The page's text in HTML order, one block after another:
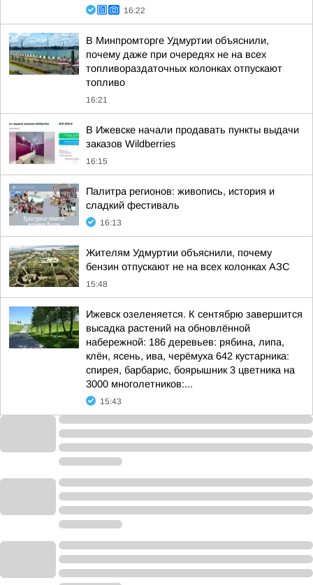
16:22
В Минпромторге Удмуртии объяснили,
почему даже при очередях не на всех
топливораздаточных колонках отпускают
топливо
16:21
В Ижевске начали продавать пункты выдачи
заказов Wildberries
16:15
Палитра регионов: живопись, история и
сладкий фестиваль
16:13
Жителям Удмуртии объяснили, почему
бензин отпускают не на всех колонках АЗС
15:48
Ижевск озеленяется. К сентябрю завершится
высадка растений на обновлённой
набережной: 186 деревьев: рябина, липа,
клён, ясень, ива, черёмуха 642 кустарника:
спирея, барбарис, боярышник 3 цветника на
3000 многолетников:...
15:43